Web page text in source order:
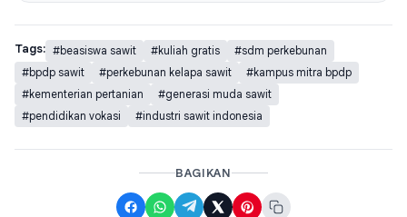
Tags: #beasiswa sawit #kuliah gratis
#sdm perkebunan
#bpdp sawit
#perkebunan kelapa sawit
#kampus mitra bpdp
#kementerian pertanian
#generasi muda sawit
#pendidikan vokasi
#industri sawit indonesia
BAGIKAN